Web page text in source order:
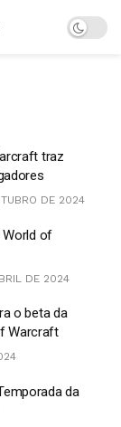
traz
DE 2024
World of
DE 2024
o beta da
Warcraft
da